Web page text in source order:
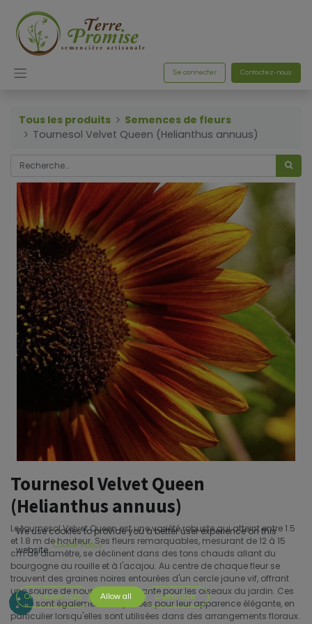
Se connecter Contactez-nous
Tous les produits
Semences de fleurs
Tournesol Velvet Queen (Helianthus annuus)
Tournesol Velvet Queen
(Helianthus annuus)
Le tournesol Velvet Queen est une variété robuste qui atteint entre 1.5
et 1.8 m de hauteur. Ses fleurs remarquables, mesurant de 12 à 15
cm de diamètre, se déclinent dans des tons chauds allant du
bourgogne au rouille et à l'acajou. Au centre de chaque fleur se
trouvent des graines noires entourées d'un cercle jaune vif, offrant
une source de nourriture attrayante pour les oiseaux du jardin. Ces
fleurs sont également très prisées pour leur apparence élégante, en
particulier lorsqu'elles sont utilisées dans des arrangements floraux.
We use cookies to provide you a better user experience on this
website. Cookie Policy
Only essentials Allow all Customize